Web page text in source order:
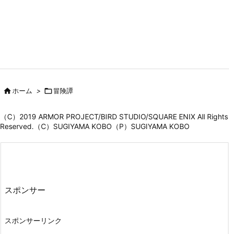
ホーム > 冒険譚
（C）2019 ARMOR PROJECT/BIRD STUDIO/SQUARE ENIX All Rights
Reserved.（C）SUGIYAMA KOBO（P）SUGIYAMA KOBO
スポンサー
スポンサーリンク